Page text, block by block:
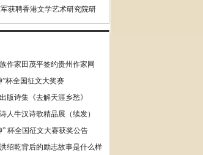
获聘香港文学艺术研究院研
作家田茂平签约贵州作家网
”杯全国征文大奖赛
版诗集《去解天涯乡愁》
人牛汉诗歌精品展（续发）
” 杯全国征文大赛获奖公告
绍乾背后的励志故事是什么样